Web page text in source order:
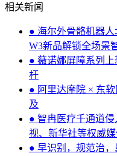
相关新闻
● 海尔外骨骼机器人
W3新品解锁全场景
● 薇诺娜屏障系列
杆
● 阿里达摩院 × 东
及
● 智冉医疗千通道
视、新华社等权威
● 早识别，规范治，